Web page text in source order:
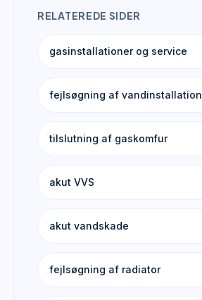
RELATEREDE SIDER
gasinstallationer og service
fejlsøgning af vandinstallation
tilslutning af gaskomfur
akut VVS
akut vandskade
fejlsøgning af radiator